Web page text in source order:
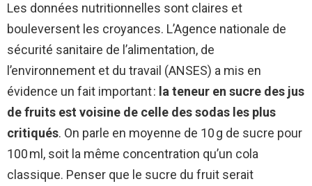
Les données nutritionnelles sont claires et
bouleversent les croyances. L’Agence nationale de
sécurité sanitaire de l’alimentation, de
l’environnement et du travail (ANSES) a mis en
évidence un fait important : la teneur en sucre des jus
de fruits est voisine de celle des sodas les plus
critiqués. On parle en moyenne de 10 g de sucre pour
100 ml, soit la même concentration qu’un cola
classique. Penser que le sucre du fruit serait